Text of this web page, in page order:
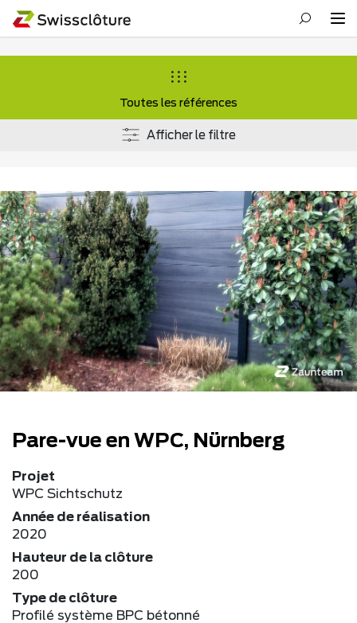
Toutes les références
Afficher le filtre
Pare-vue en WPC, Nürnberg
Projet
WPC Sichtschutz
Année de réalisation
2020
Hauteur de la clôture
200
Type de clôture
Profilé système BPC bétonné